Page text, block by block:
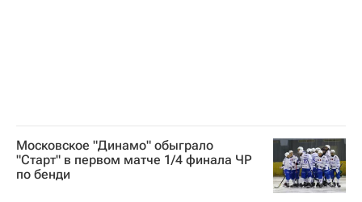
Московское "Динамо" обыграло
"Старт" в первом матче 1/4 финала ЧР
по бенди